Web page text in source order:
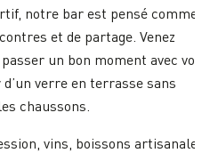
notre bar est pensé comme
et de partage. Venez
un bon moment avec vos
verre en terrasse sans
chaussons.
vins, boissons